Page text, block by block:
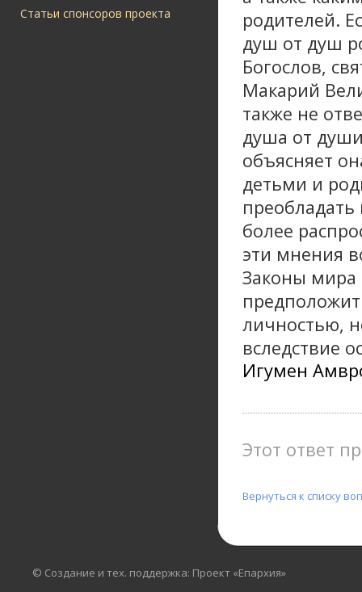
Статьи спонсоров проекта
родителей.
душ от душ
Богослов,
Макарий
также не
душа от
объясняет
детьми и
более
эти мнения
Законы мира
личностью,
вследствие
Игумен
Этот ответ
Вернуться к списку
© Создание и тех. поддержка: Проект «Епархия»